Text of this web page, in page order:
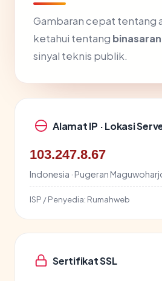
Gambaran cepat tentang
ketahui tentang
sinyal teknis publik.
Alamat IP · Lokasi
103.247.8.67
Indonesia · Pugeran
ISP / Penyedia: Rumahweb
Sertifikat SSL